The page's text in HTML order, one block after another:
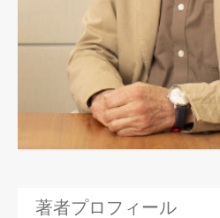
著者プロフィール